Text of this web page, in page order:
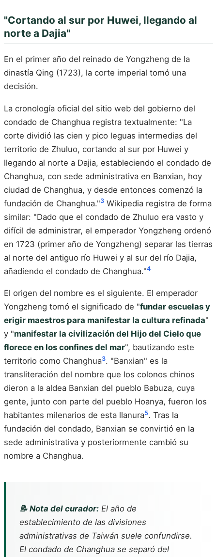
"Cortando al sur por Huwei, llegando al
norte a Dajia"
En el primer año del reinado de Yongzheng de la
dinastía Qing (1723), la corte imperial tomó una
decisión.
La cronología oficial del sitio web del gobierno del
condado de Changhua registra textualmente: "La
corte dividió las cien y pico leguas intermedias del
territorio de Zhuluo, cortando al sur por Huwei y
llegando al norte a Dajia, estableciendo el condado de
Changhua, con sede administrativa en Banxian, hoy
ciudad de Changhua, y desde entonces comenzó la
fundación de Changhua."3 Wikipedia registra de forma
similar: "Dado que el condado de Zhuluo era vasto y
difícil de administrar, el emperador Yongzheng ordenó
en 1723 (primer año de Yongzheng) separar las tierras
al norte del antiguo río Huwei y al sur del río Dajia,
añadiendo el condado de Changhua."4
El origen del nombre es el siguiente. El emperador
Yongzheng tomó el significado de "fundar escuelas y
erigir maestros para manifestar la cultura refinada"
y "manifestar la civilización del Hijo del Cielo que
florece en los confines del mar", bautizando este
territorio como Changhua3. "Banxian" es la
transliteración del nombre que los colonos chinos
dieron a la aldea Banxian del pueblo Babuza, cuya
gente, junto con parte del pueblo Hoanya, fueron los
habitantes milenarios de esta llanura5. Tras la
fundación del condado, Banxian se convirtió en la
sede administrativa y posteriormente cambió su
nombre a Changhua.
📝 Nota del curador: El año de
establecimiento de las divisiones
administrativas de Taiwán suele confundirse.
El condado de Changhua se separó del